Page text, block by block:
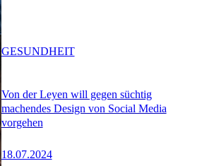
Von der Leyen will gegen süchtig
machendes Design von Social Media
vorgehen
18.07.2024
GESUNDHEIT